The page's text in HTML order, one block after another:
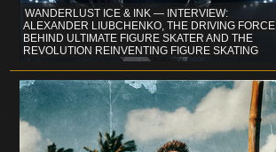
WANDERLUST ICE & INK — INTERVIEW:
ALEXANDER LIUBCHENKO, THE DRIVING FORCE
BEHIND ULTIMATE FIGURE SKATER AND THE
REVOLUTION REINVENTING FIGURE SKATING